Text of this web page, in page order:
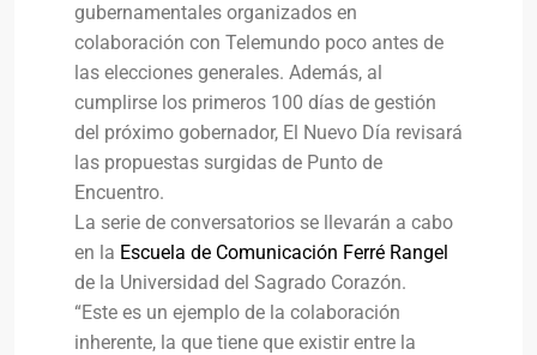
gubernamentales organizados en
colaboración con Telemundo poco antes de
las elecciones generales. Además, al
cumplirse los primeros 100 días de gestión
del próximo gobernador, El Nuevo Día revisará
las propuestas surgidas de Punto de
Encuentro.
La serie de conversatorios se llevarán a cabo
en la Escuela de Comunicación Ferré Rangel
de la Universidad del Sagrado Corazón.
“Este es un ejemplo de la colaboración
inherente, la que tiene que existir entre la